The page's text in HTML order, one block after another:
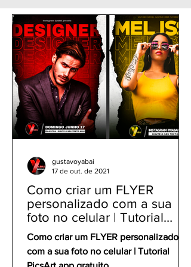
PicsArt App
Como criar um FLYER
personalizado com a sua
foto no celular | Tutorial
PicsArt app gratuito
Como criar um FLYER personalizado
com a sua foto no celular | Tutorial
gustavoyabai
17 de out. de 2021